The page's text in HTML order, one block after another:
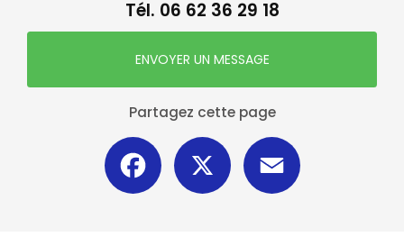
Tél. 06 62 36 29 18
ENVOYER UN MESSAGE
Partagez cette page
Facebook